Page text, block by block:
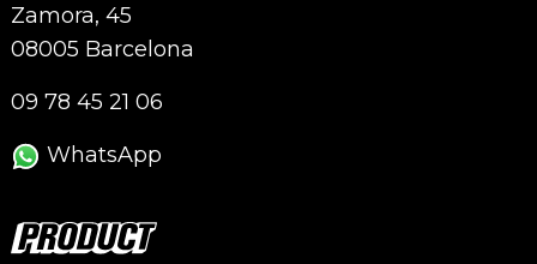
Zamora, 45
08005 Barcelona
09 78 45 21 06
WhatsApp